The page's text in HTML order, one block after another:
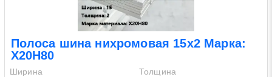
Полоса шина нихромовая 15х2 Марка:
Х20Н80
Ширина
Толщина